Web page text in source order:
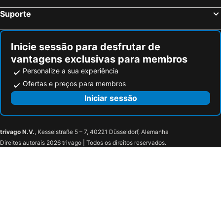
Suporte
Inicie sessão para desfrutar de
vantagens exclusivas para membros
Personalize a sua experiência
Ofertas e preços para membros
Iniciar sessão
trivago N.V., Kesselstraße 5 – 7, 40221 Düsseldorf, Alemanha
Direitos autorais 2026 trivago | Todos os direitos reservados.